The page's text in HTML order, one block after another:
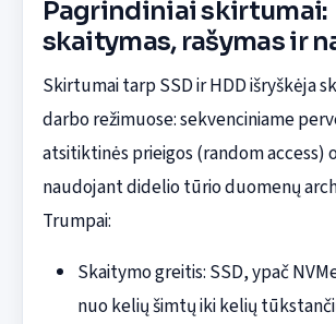
Pagrindiniai skirtumai:
skaitymas, rašymas ir
Skirtumai tarp SSD ir HDD išryškėja
darbo režimuose: sekvenciniame
atsitiktinės prieigos (random access)
naudojant didelio tūrio duomenų
Trumpai:
Skaitymo greitis: SSD, ypač
nuo kelių šimtų iki kelių